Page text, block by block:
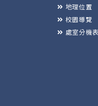
地理位置
校園導覽
處室分機表